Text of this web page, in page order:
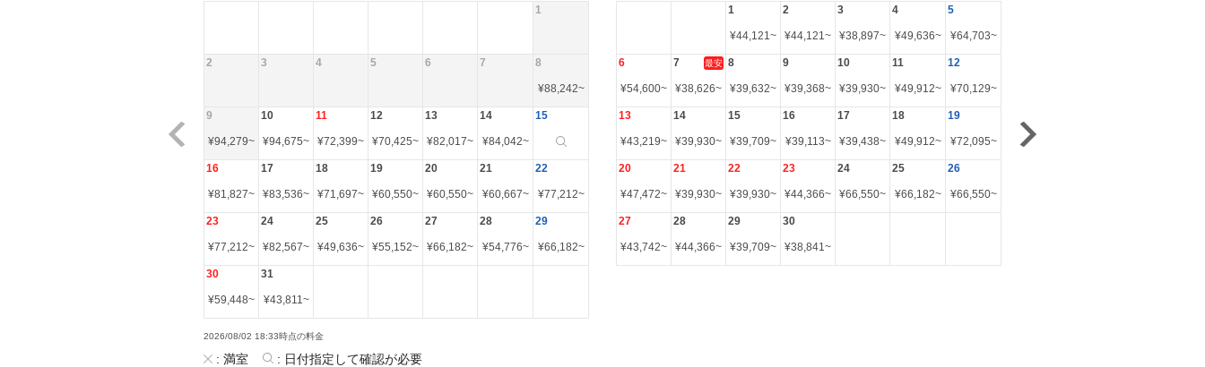
1
2 3 4 5 6 7 8
¥88,242~
9
¥94,279~
10
¥94,675~
11
¥72,399~
12
¥70,425~
13
¥82,017~
14
¥84,042~
15
16
¥81,827~
17
¥83,536~
18
¥71,697~
19
¥60,550~
20
¥60,550~
21
¥60,667~
22
¥77,212~
23
¥77,212~
24
¥82,567~
25
¥49,636~
26
¥55,152~
27
¥66,182~
28
¥54,776~
29
¥66,182~
30
¥59,448~
31
¥43,811~
1
¥44,121~
2
¥44,121~
3
¥38,897~
4
¥49,636~
5
¥64,703~
6
¥54,600~
7 最安
¥38,626~
8
¥39,632~
9
¥39,368~
10
¥39,930~
11
¥49,912~
12
¥70,129~
13
¥43,219~
14
¥39,930~
15
¥39,709~
16
¥39,113~
17
¥39,438~
18
¥49,912~
19
¥72,095~
20
¥47,472~
21
¥39,930~
22
¥39,930~
23
¥44,366~
24
¥66,550~
25
¥66,182~
26
¥66,550~
27
¥43,742~
28
¥44,366~
29
¥39,709~
30
¥38,841~
2026/08/02 18:33時点の料金
: 満室 : 日付指定して確認が必要